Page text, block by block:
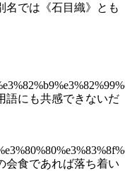
名では《石目織》とも
語にも共感できないだ
会食であれば落ち着い